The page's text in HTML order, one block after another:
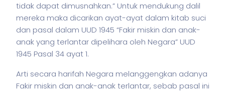
tidak dapat dimusnahkan.” Untuk mendukung dalil
mereka maka dicarikan ayat-ayat dalam kitab suci
dan pasal dalam UUD 1945 “Fakir miskin dan anak-
anak yang terlantar dipelihara oleh Negara” UUD
1945 Pasal 34 ayat 1.
Arti secara harifah Negara melanggengkan adanya
Fakir miskin dan anak-anak terlantar, sebab pasal ini